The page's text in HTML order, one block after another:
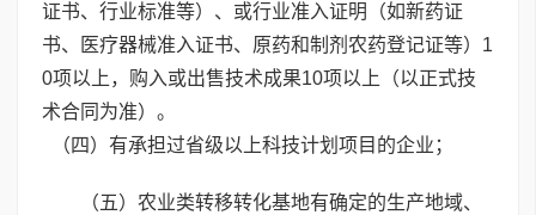
证书、行业标准等）、或行业准入证明（如新药证
书、医疗器械准入证书、原药和制剂农药登记证等）1
0项以上，购入或出售技术成果10项以上（以正式技
术合同为准）。
（四）有承担过省级以上科技计划项目的企业；
（五）农业类转移转化基地有确定的生产地域、